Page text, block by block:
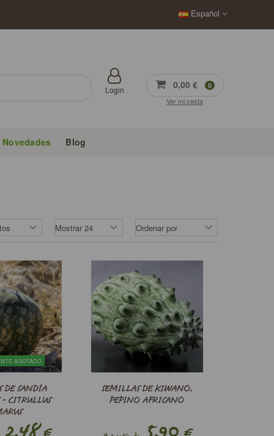
Español
0,00 € 0
Ver mi cesta
Login
Novedades Blog
AGOTADO
DE SANDÍA
- CITRULLUS
SEMILLAS DE KIWANO,
PEPINO AFRICANO